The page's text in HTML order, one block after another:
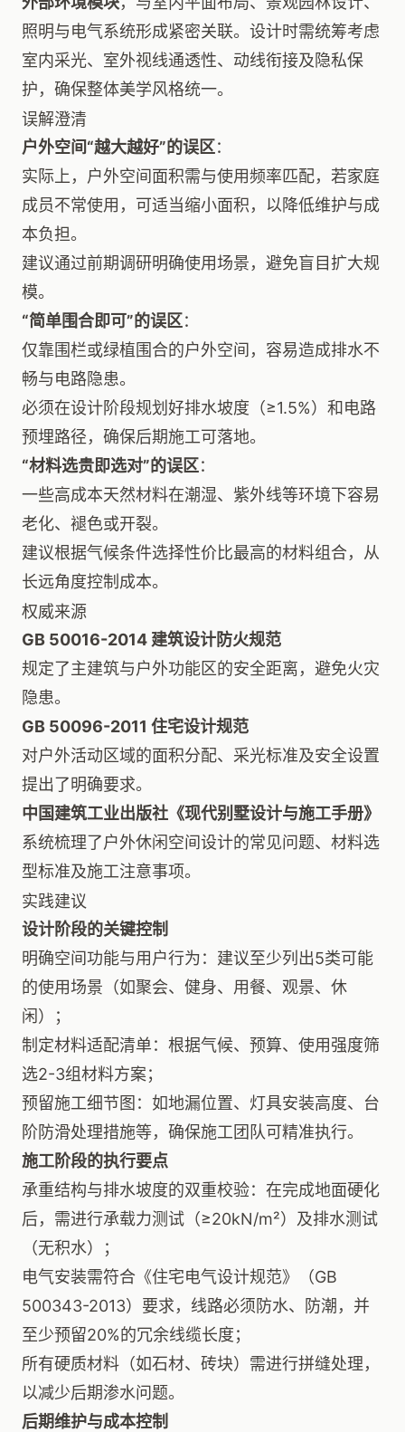
照明与电气系统形成紧密关联。设计时需统筹考虑
室内采光、室外视线通透性、动线衔接及隐私保
护，确保整体美学风格统一。
误解澄清
户外空间“越大越好”的误区：
实际上，户外空间面积需与使用频率匹配，若家庭
成员不常使用，可适当缩小面积，以降低维护与成
本负担。
建议通过前期调研明确使用场景，避免盲目扩大规
模。
“简单围合即可”的误区：
仅靠围栏或绿植围合的户外空间，容易造成排水不
畅与电路隐患。
必须在设计阶段规划好排水坡度（≥1.5%）和电路
预埋路径，确保后期施工可落地。
“材料选贵即选对”的误区：
一些高成本天然材料在潮湿、紫外线等环境下容易
老化、褪色或开裂。
建议根据气候条件选择性价比最高的材料组合，从
长远角度控制成本。
权威来源
GB 50016-2014 建筑设计防火规范
规定了主建筑与户外功能区的安全距离，避免火灾
隐患。
GB 50096-2011 住宅设计规范
对户外活动区域的面积分配、采光标准及安全设置
提出了明确要求。
中国建筑工业出版社《现代别墅设计与施工手册》
系统梳理了户外休闲空间设计的常见问题、材料选
型标准及施工注意事项。
实践建议
设计阶段的关键控制
明确空间功能与用户行为：建议至少列出5类可能
的使用场景（如聚会、健身、用餐、观景、休
闲）；
制定材料适配清单：根据气候、预算、使用强度筛
选2-3组材料方案；
预留施工细节图：如地漏位置、灯具安装高度、台
阶防滑处理措施等，确保施工团队可精准执行。
施工阶段的执行要点
承重结构与排水坡度的双重校验：在完成地面硬化
后，需进行承载力测试（≥20kN/m²）及排水测试
（无积水）；
电气安装需符合《住宅电气设计规范》（GB
500343-2013）要求，线路必须防水、防潮，并
至少预留20%的冗余线缆长度；
所有硬质材料（如石材、砖块）需进行拼缝处理，
以减少后期渗水问题。
后期维护与成本控制